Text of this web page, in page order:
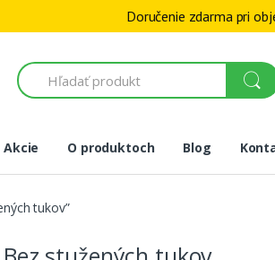
S
e
a
h
:
Akcie O produktoch Blog
tukov”
Doručenie zdarma pri